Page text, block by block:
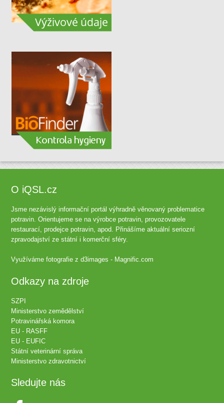
O iQSL.cz
Jsme nezávislý informační portál výhradně věnovaný problematice
potravin. Orientujeme se na výrobce potravin, provozovatele
restaurací, prodejce potravin, apod. Přinášíme aktuální seriozní
zpravodajství ze státní i komerční sféry.
Využíváme fotografie zd3images - Magnific.com
Odkazy na zdroje
SZPI
Ministerstvo zemědělství
Potravinářská komora
EU - RASFF
EU - EUFIC
Státní veterinární správa
Ministerstvo zdravotnictví
Sledujte nás